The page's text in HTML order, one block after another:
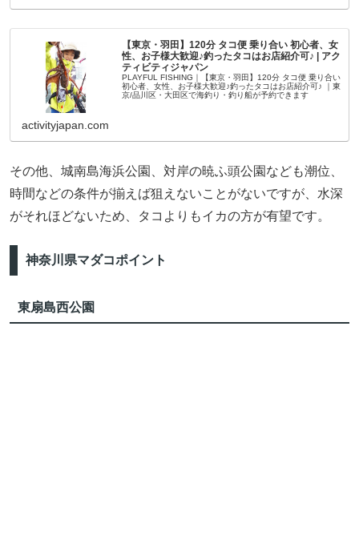
【東京・羽田】120分 タコ便 乗り合い 初心者、女
性、お子様大歓迎♪釣ったタコはお店紹介可♪ | アク
ティビティジャパン
PLAYFUL FISHING｜【東京・羽田】120分 タコ便 乗り合い
初心者、女性、お子様大歓迎♪釣ったタコはお店紹介可♪ ｜東
京/品川区・大田区で海釣り・釣り船が予約できます
activityjapan.com
その他、城南島海浜公園、対岸の暁ふ頭公園なども潮位、
時間などの条件が揃えば狙えないことがないですが、水深
がそれほどないため、タコよりもイカの方が有望です。
神奈川県マダコポイント
東扇島西公園